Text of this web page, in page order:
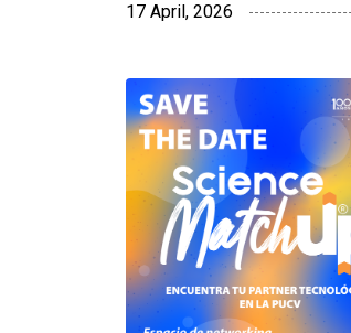
17 April, 2026